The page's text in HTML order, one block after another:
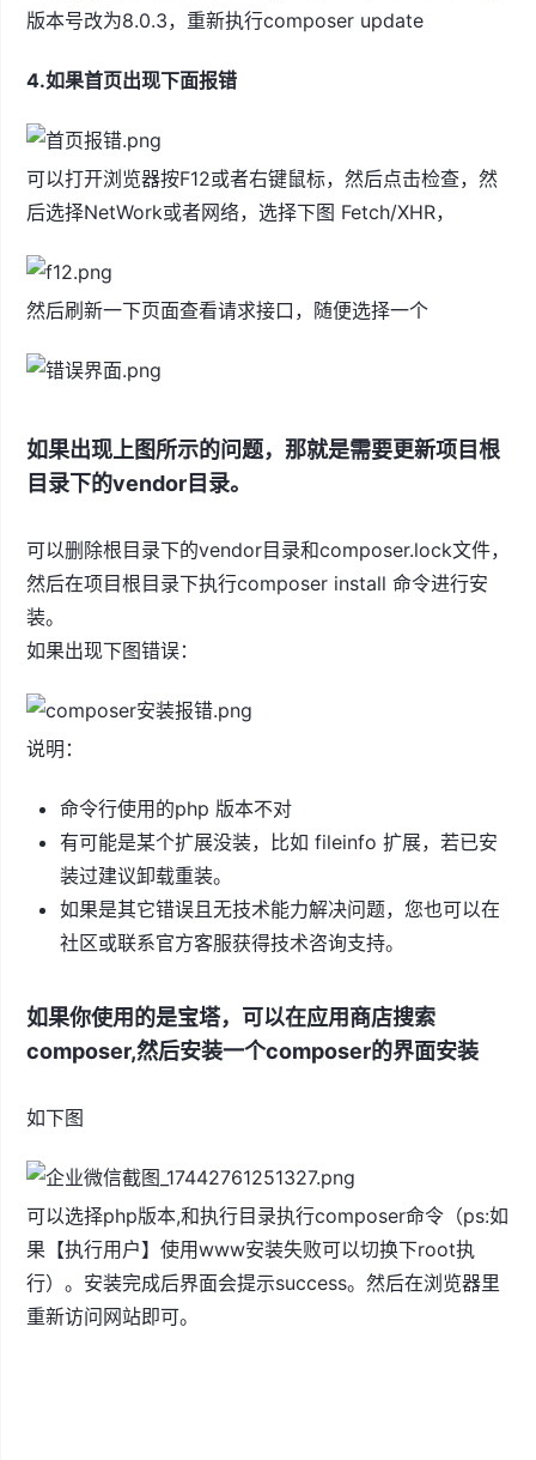
版本号改为8.0.3，重新执行composer update
4.如果首页出现下面报错
可以打开浏览器按F12或者右键鼠标，然后点击检查，然
后选择NetWork或者网络，选择下图 Fetch/XHR，
然后刷新一下页面查看请求接口，随便选择一个
如果出现上图所示的问题，那就是需要更新项目根
目录下的vendor目录。
可以删除根目录下的vendor目录和composer.lock文件，
然后在项目根目录下执行composer install 命令进行安
装。
如果出现下图错误：
说明：
命令行使用的php 版本不对
有可能是某个扩展没装，比如 fileinfo 扩展，若已安
装过建议卸载重装。
如果是其它错误且无技术能力解决问题，您也可以在
社区或联系官方客服获得技术咨询支持。
如果你使用的是宝塔，可以在应用商店搜索
composer,然后安装一个composer的界面安装
如下图
可以选择php版本,和执行目录执行composer命令（ps:如
果【执行用户】使用www安装失败可以切换下root执
行）。安装完成后界面会提示success。然后在浏览器里
重新访问网站即可。